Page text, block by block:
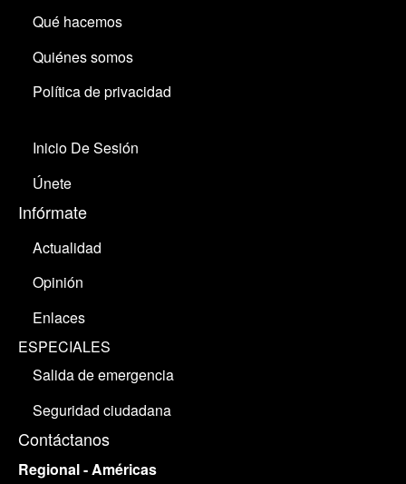
Qué hacemos
Quiénes somos
Política de privacidad
Inicio De Sesión
Únete
Infórmate
Actualidad
Opinión
Enlaces
ESPECIALES
Salida de emergencia
Seguridad ciudadana
Contáctanos
Regional - Américas